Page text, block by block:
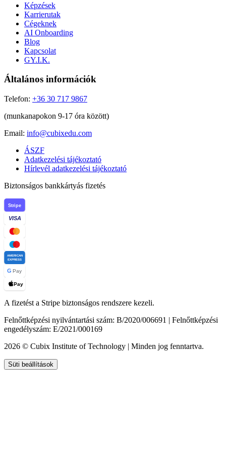
Képzések
Karrierutak
Cégeknek
AI Onboarding
Blog
Kapcsolat
GY.I.K.
Általános információk
Telefon: +36 30 717 9867
(munkanapokon 9-17 óra között)
Email: info@cubixedu.com
ÁSZF
Adatkezelési tájékoztató
Hírlevél adatkezelési tájékoztató
Biztonságos bankkártyás fizetés
Stripe
VISA
AMERICAN
EXPRESS
G Pay
Pay
A fizetést a Stripe biztonságos rendszere kezeli.
Felnőttképzési nyilvántartási szám: B/2020/006691 | Felnőttképzési
engedélyszám: E/2021/000169
2026 © Cubix Institute of Technology | Minden jog fenntartva.
Süti beállítások